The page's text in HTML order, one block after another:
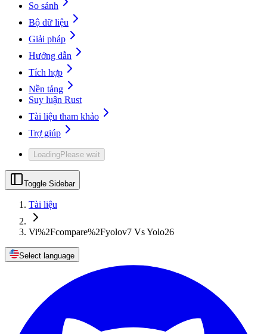
So sánh
Bộ dữ liệu
Giải pháp
Hướng dẫn
Tích hợp
Nền tảng
Suy luận Rust
Tài liệu tham khảo
Trợ giúp
LoadingPlease wait
Toggle Sidebar
Tài liệu
Vi%2Fcompare%2Fyolov7 Vs Yolo26
Select language